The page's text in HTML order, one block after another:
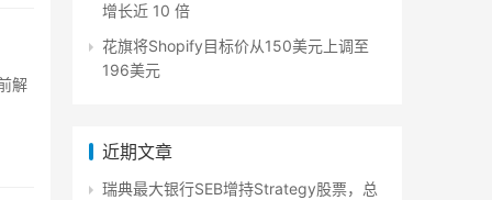
解
增长近 10 倍
花旗将Shopify目标价从150美元上调至
196美元
近期文章
瑞典最大银行SEB增持Strategy股票，总